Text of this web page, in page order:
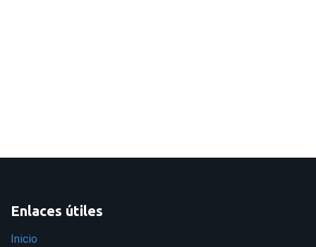
Enlaces útiles
Inicio